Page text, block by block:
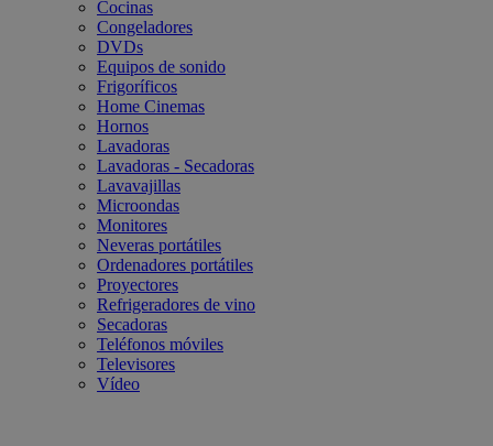
Cocinas
Congeladores
DVDs
Equipos de sonido
Frigoríficos
Home Cinemas
Hornos
Lavadoras
Lavadoras - Secadoras
Lavavajillas
Microondas
Monitores
Neveras portátiles
Ordenadores portátiles
Proyectores
Refrigeradores de vino
Secadoras
Teléfonos móviles
Televisores
Vídeo